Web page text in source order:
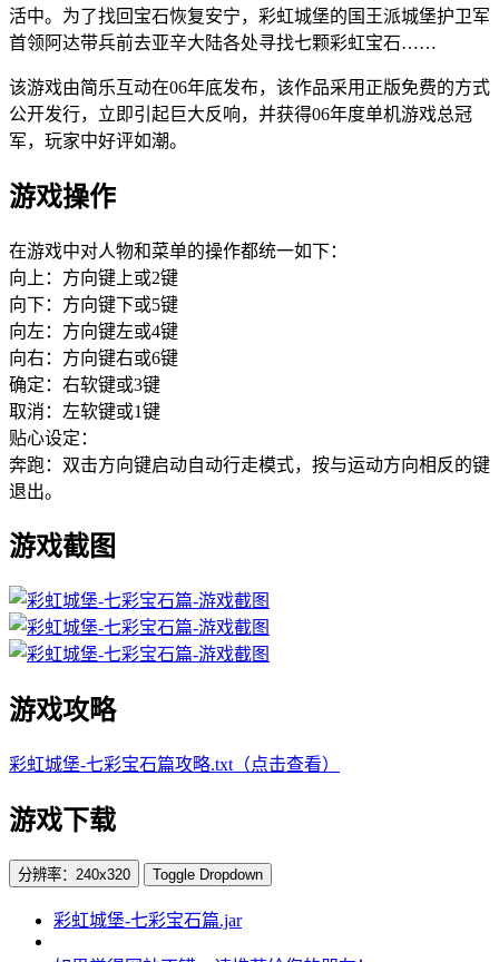
活中。为了找回宝石恢复安宁，彩虹城堡的国王派城堡护卫军
首领阿达带兵前去亚辛大陆各处寻找七颗彩虹宝石……
该游戏由简乐互动在06年底发布，该作品采用正版免费的方式
公开发行，立即引起巨大反响，并获得06年度单机游戏总冠
军，玩家中好评如潮。
游戏操作
在游戏中对人物和菜单的操作都统一如下：
向上：方向键上或2键
向下：方向键下或5键
向左：方向键左或4键
向右：方向键右或6键
确定：右软键或3键
取消：左软键或1键
贴心设定：
奔跑：双击方向键启动自动行走模式，按与运动方向相反的键
退出。
游戏截图
游戏攻略
彩虹城堡-七彩宝石篇攻略.txt（点击查看）
游戏下载
分辨率：240x320 Toggle Dropdown
彩虹城堡-七彩宝石篇.jar